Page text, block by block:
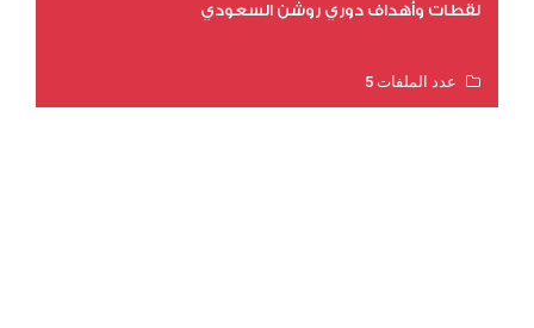
لقطات وأهداف دوري روشن السعودي
عدد الملفات 5